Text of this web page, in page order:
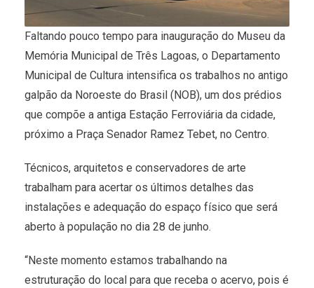
Faltando pouco tempo para inauguração do Museu da
Memória Municipal de Três Lagoas, o Departamento
Municipal de Cultura intensifica os trabalhos no antigo
galpão da Noroeste do Brasil (NOB), um dos prédios
que compõe a antiga Estação Ferroviária da cidade,
próximo a Praça Senador Ramez Tebet, no Centro.
Técnicos, arquitetos e conservadores de arte
trabalham para acertar os últimos detalhes das
instalações e adequação do espaço físico que será
aberto à população no dia 28 de junho.
“Neste momento estamos trabalhando na
estruturação do local para que receba o acervo, pois é